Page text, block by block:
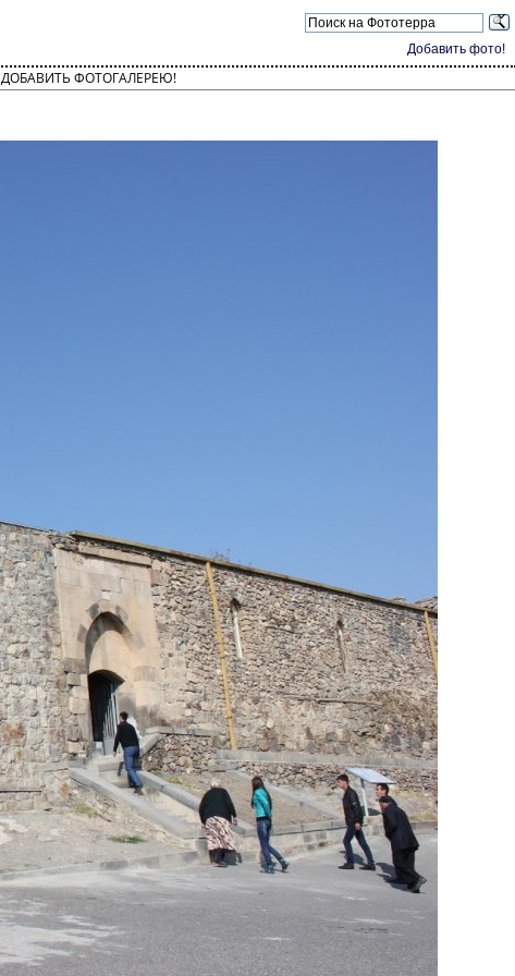
Добавить фото!
ДОБАВИТЬ ФОТОГАЛЕРЕЮ!